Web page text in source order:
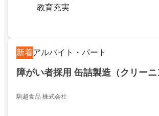
教育充実
新着アルバイト・パート
障がい者採用 缶詰製造（クリーニ
駒越食品 株式会社